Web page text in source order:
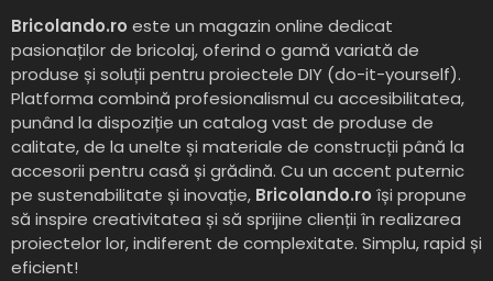
Bricolando.ro este un magazin online dedicat
pasionaților de bricolaj, oferind o gamă variată de
produse și soluții pentru proiectele DIY (do-it-yourself).
Platforma combină profesionalismul cu accesibilitatea,
punând la dispoziție un catalog vast de produse de
calitate, de la unelte și materiale de construcții până la
accesorii pentru casă și grădină. Cu un accent puternic
pe sustenabilitate și inovație, Bricolando.ro își propune
să inspire creativitatea și să sprijine clienții în realizarea
proiectelor lor, indiferent de complexitate. Simplu, rapid și
eficient!